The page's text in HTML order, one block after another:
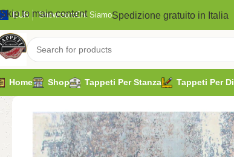
Skip to main content
EUR ShowroomChi SiamoSpedizione gratuito in Italia
Home Shop Tappeti Per Stanza Tappeti Per